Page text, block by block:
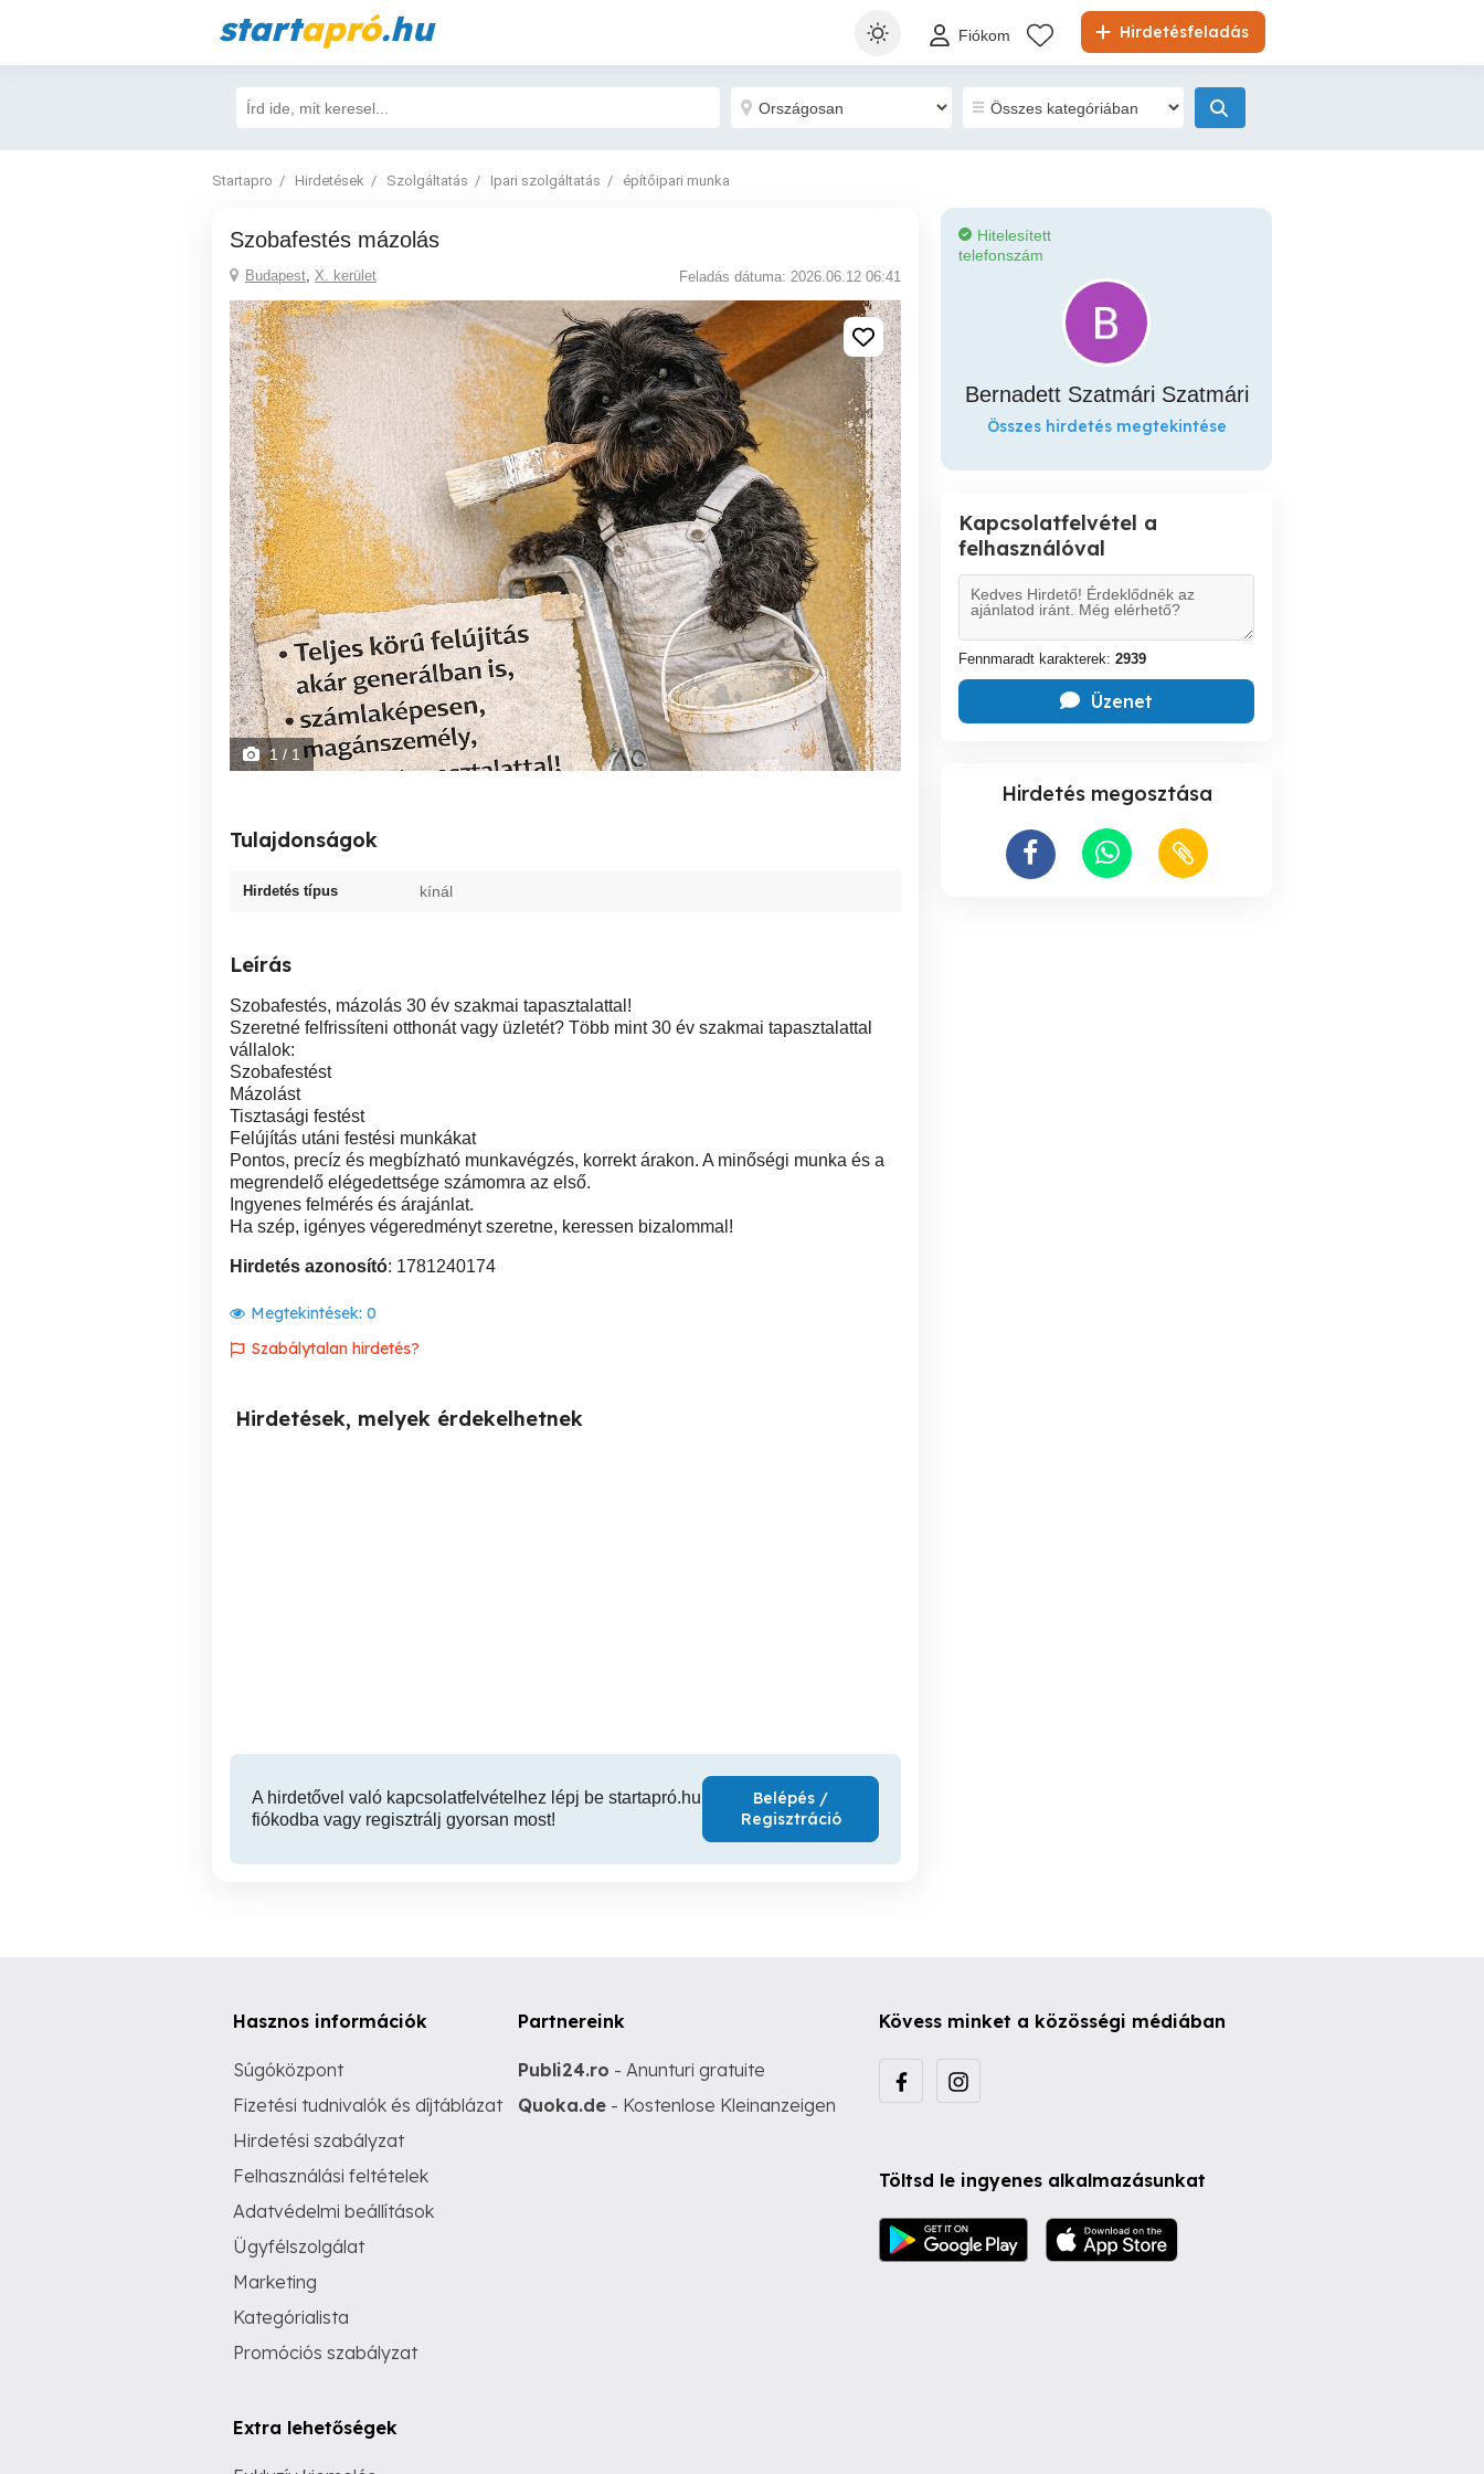
startapró.hu Hirdetésfeladás
Fiókom
Startapro Hirdetések Szolgáltatás Ipari szolgáltatás építőipari munka
Szobafestés mázolás
Budapest, X. kerület Feladás dátuma: 2026.06.12 06:41
1 / 1
Tulajdonságok
Hirdetés típus kínál
Leírás
Szobafestés, mázolás 30 év szakmai tapasztalattal!
Szeretné felfrissíteni otthonát vagy üzletét? Több mint 30 év szakmai tapasztalattal
vállalok:
Szobafestést
Mázolást
Tisztasági festést
Felújítás utáni festési munkákat
Pontos, precíz és megbízható munkavégzés, korrekt árakon. A minőségi munka és a
megrendelő elégedettsége számomra az első.
Ingyenes felmérés és árajánlat.
Ha szép, igényes végeredményt szeretne, keressen bizalommal!
Hirdetés azonosító: 1781240174
Megtekintések: 0
Szabálytalan hirdetés?
Hirdetések, melyek érdekelhetnek
A hirdetővel való kapcsolatfelvételhez lépj be startapró.hu
fiókodba vagy regisztrálj gyorsan most!
Belépés /
Regisztráció
Hitelesített
telefonszám
Bernadett Szatmári Szatmári
Összes hirdetés megtekintése
Kapcsolatfelvétel a
felhasználóval
Fennmaradt karakterek: 2939
Üzenet
Hirdetés megosztása
Hasznos információk
Súgóközpont
Fizetési tudnivalók és díjtáblázat
Hirdetési szabályzat
Felhasználási feltételek
Adatvédelmi beállítások
Ügyfélszolgálat
Marketing
Kategórialista
Promóciós szabályzat
Extra lehetőségek
Partnereink
Publi24.ro - Anunturi gratuite
Quoka.de - Kostenlose Kleinanzeigen
Kövess minket a közösségi médiában
Töltsd le ingyenes alkalmazásunkat